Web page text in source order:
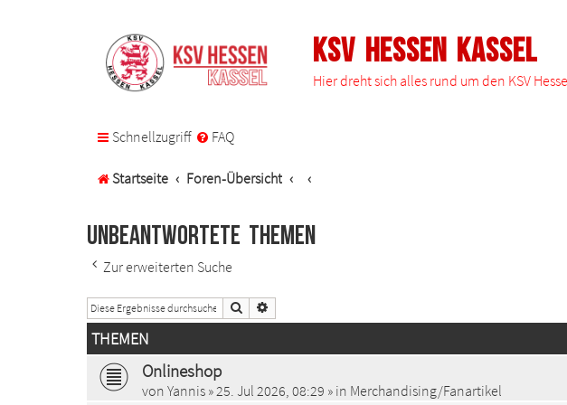
KSV Hessen Kassel
Hier dreht sich alles rund um den KSV
Schnellzugriff FAQ
Startseite Foren-Übersicht
Unbeantwortete Themen
Zur erweiterten Suche
Suche
THEMEN
Onlineshop
von Yannis » 25. Jul 2026, 08:29 » in Merchandising/Fanartikel